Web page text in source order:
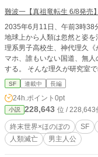
Ｆではな
ればご理
難波一【真祖竜転生 6/8発売】
2035年6月11日、午前3時38分。 太平洋に落下した小惑星KX-35をきっ
地球上から人類は忽然と姿を消した。 東京・池袋近くで一人
理系男子高校生、神代理久
マホ、誰もいない国道、無
する。 そんな理久が研究室で出会ったのは、父が遺したらしいポメラニアン型A
I犬。 やたら俗っぽく、少しポンコツで、でも異常なほど高性能なAI犬ペスとと
もに、理久は人の消えた東京を歩き始める。 誰もい
施設。 止まった街。 残され
た理由。 これは、人類が消えた終末世界で、理系男子高校生とポメラニアン型A
I犬が、少しずつ世界の謎を
ービー。
SF 連載中 長編
24h.ポイント 0pt
小説 228,643 位 / 228,643
終末世界×ほのぼの SF
人類滅亡
男主人公